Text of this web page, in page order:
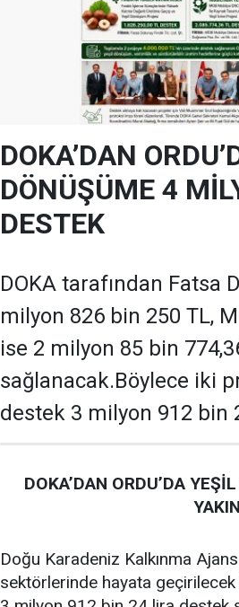
DOKA’DAN
DÖNÜŞÜME 4
DESTEK
DOKA tarafından Fatsa
milyon 826 bin 250 TL,
ise 2 milyon 85 bin
sağlanacak.Böylece iki
destek 3 milyon 912 bin
DOKA’DAN ORDU’DA
Doğu Karadeniz Kalkınma
sektörlerinde hayata